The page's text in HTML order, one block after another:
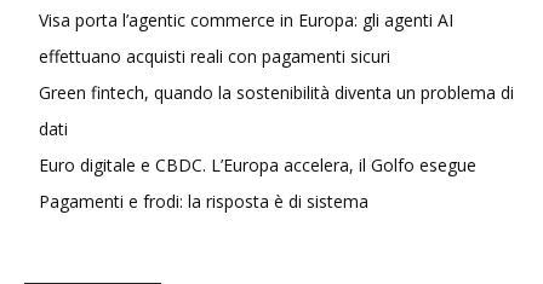
Visa porta l’agentic commerce in Europa: gli agenti AI
effettuano acquisti reali con pagamenti sicuri
Green fintech, quando la sostenibilità diventa un problema di
dati
Euro digitale e CBDC. L’Europa accelera, il Golfo esegue
Pagamenti e frodi: la risposta è di sistema